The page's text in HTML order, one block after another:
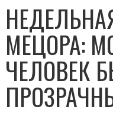
МЕЦОРА:
ЧЕЛОВЕК